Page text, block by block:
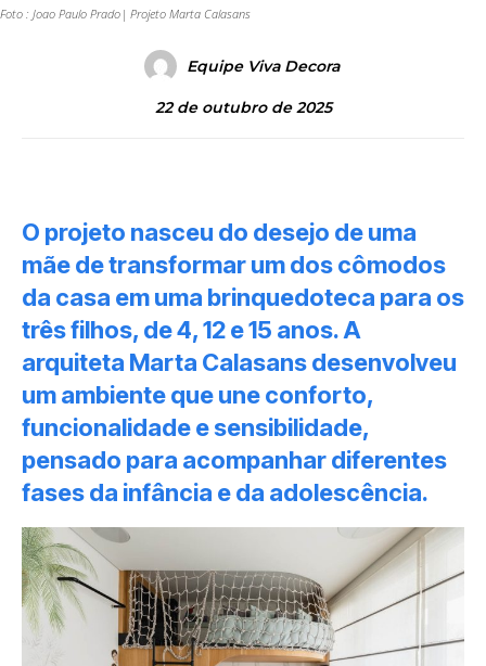
Foto : Joao Paulo Prado| Projeto Marta Calasans
Equipe Viva Decora
22 de outubro de 2025
O projeto nasceu do desejo de uma
mãe de transformar um dos cômodos
da casa em uma brinquedoteca para os
três filhos, de 4, 12 e 15 anos. A
arquiteta Marta Calasans desenvolveu
um ambiente que une conforto,
funcionalidade e sensibilidade,
pensado para acompanhar diferentes
fases da infância e da adolescência.